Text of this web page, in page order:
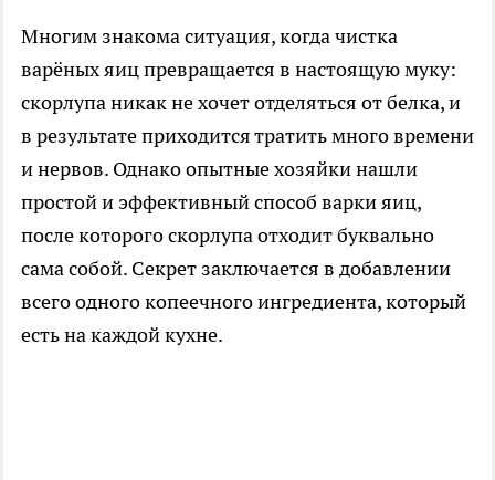
Многим знакома ситуация, когда чистка
варёных яиц превращается в настоящую муку:
скорлупа никак не хочет отделяться от белка, и
в результате приходится тратить много времени
и нервов. Однако опытные хозяйки нашли
простой и эффективный способ варки яиц,
после которого скорлупа отходит буквально
сама собой. Секрет заключается в добавлении
всего одного копеечного ингредиента, который
есть на каждой кухне.